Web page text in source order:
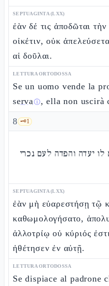
SEPTUAGINTA (LXX)
ἐὰν δέ τις ἀποδῶται
οἰκέτιν, οὐκ
αἱ δοῦλαι.
LETTURA ORTODOSSA
Se un uomo vende la
servaⓘ, ella non uscirà
8 🗝️1
יעדה והפדה לעם נכרי
SEPTUAGINTA (LXX)
ἐὰν μὴ εὐαρεστήσῃ τῷ
καθωμολογήσατο,
ἀλλοτρίῳ οὐ κύριός
ἠθέτησεν ἐν αὐτῇ.
LETTURA ORTODOSSA
Se dispiace al padrone